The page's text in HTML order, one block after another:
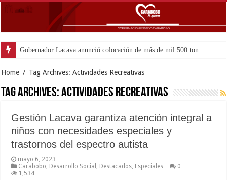
Gobernador Lacava anunció colocación de más de mil 500 toneladas d
Home / Tag Archives: Actividades Recreativas
Tag Archives:Actividades Recreativas
Gestión Lacava garantiza atención integral a
niños con necesidades especiales y
trastornos del espectro autista
mayo 6, 2023
Carabobo Desarrollo Social Destacados Especiales
0
1,534